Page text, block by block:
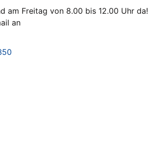
am Freitag von 8.00 bis 12.00 Uhr da!
an